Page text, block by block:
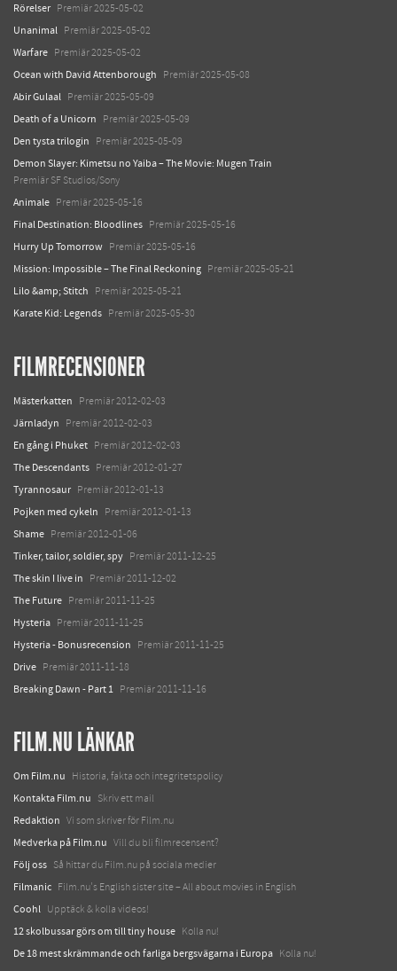
Rörelser Premiär 2025-05-02
Unanimal Premiär 2025-05-02
Warfare Premiär 2025-05-02
Ocean with David Attenborough Premiär 2025-05-08
Abir Gulaal Premiär 2025-05-09
Death of a Unicorn Premiär 2025-05-09
Den tysta trilogin Premiär 2025-05-09
Demon Slayer: Kimetsu no Yaiba – The Movie: Mugen Train
Premiär SF Studios/Sony
Animale Premiär 2025-05-16
Final Destination: Bloodlines Premiär 2025-05-16
Hurry Up Tomorrow Premiär 2025-05-16
Mission: Impossible – The Final Reckoning Premiär 2025-05-21
Lilo &amp; Stitch Premiär 2025-05-21
Karate Kid: Legends Premiär 2025-05-30
FILMRECENSIONER
Mästerkatten Premiär 2012-02-03
Järnladyn Premiär 2012-02-03
En gång i Phuket Premiär 2012-02-03
The Descendants Premiär 2012-01-27
Tyrannosaur Premiär 2012-01-13
Pojken med cykeln Premiär 2012-01-13
Shame Premiär 2012-01-06
Tinker, tailor, soldier, spy Premiär 2011-12-25
The skin I live in Premiär 2011-12-02
The Future Premiär 2011-11-25
Hysteria Premiär 2011-11-25
Hysteria - Bonusrecension Premiär 2011-11-25
Drive Premiär 2011-11-18
Breaking Dawn - Part 1 Premiär 2011-11-16
FILM.NU LÄNKAR
Om Film.nu Historia, fakta och integritetspolicy
Kontakta Film.nu Skriv ett mail
Redaktion Vi som skriver för Film.nu
Medverka på Film.nu Vill du bli filmrecensent?
Följ oss Så hittar du Film.nu på sociala medier
Filmanic Film.nu's English sister site – All about movies in English
Coohl Upptäck & kolla videos!
12 skolbussar görs om till tiny house Kolla nu!
De 18 mest skrämmande och farliga bergsvägarna i Europa Kolla nu!